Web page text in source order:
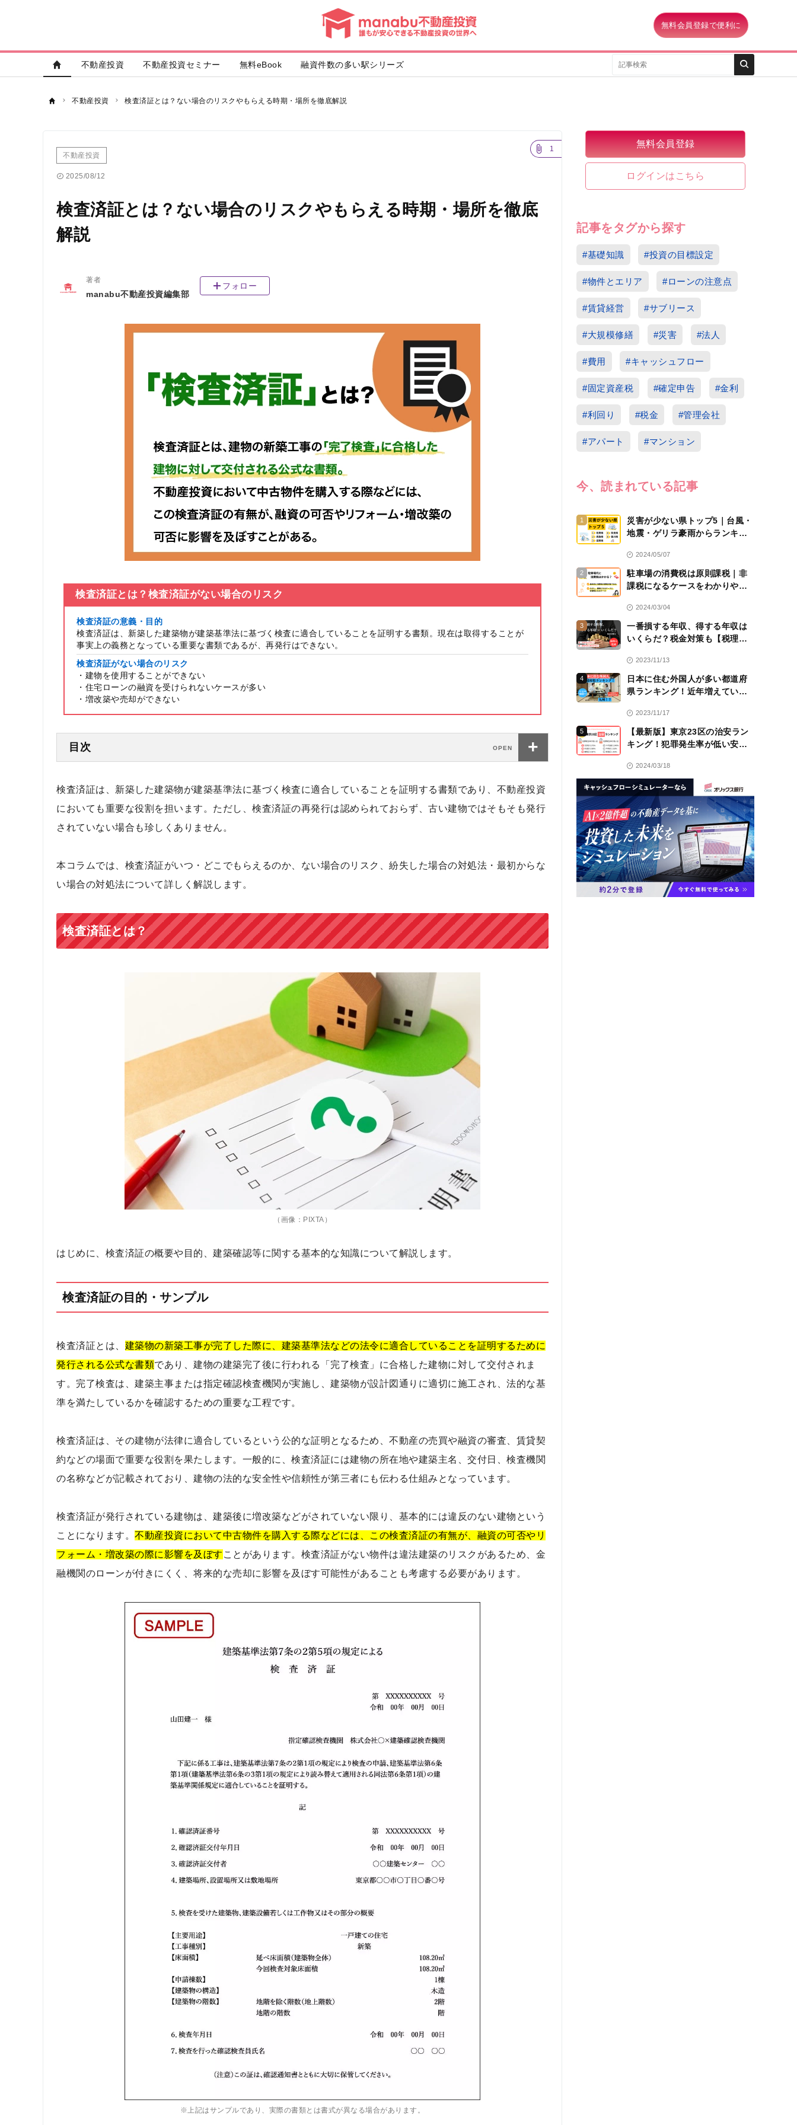
無料会員登録で便利に
不動産投資 不動産投資セミナー 無料eBook 融資件数の多い駅シリーズ
不動産投資 検査済証とは？ない場合のリスクやもらえる時期・場所を徹底解説
不動産投資
1
2025/08/12
検査済証とは？ない場合のリスクやもらえる時期・場所を徹底
解説
著者
manabu不動産投資編集部
フォロー
検査済証とは？検査済証がない場合のリスク
検査済証の意義・目的
検査済証は、新築した建築物が建築基準法に基づく検査に適合していることを証明する書類。現在は取得することが
事実上の義務となっている重要な書類であるが、再発行はできない。
検査済証がない場合のリスク
・建物を使用することができない
・住宅ローンの融資を受けられないケースが多い
・増改築や売却ができない
目次
検査済証は、新築した建築物が建築基準法に基づく検査に適合していることを証明する書類であり、不動産投資
においても重要な役割を担います。ただし、検査済証の再発行は認められておらず、古い建物ではそもそも発行
されていない場合も珍しくありません。
本コラムでは、検査済証がいつ・どこでもらえるのか、ない場合のリスク、紛失した場合の対処法・最初からな
い場合の対処法について詳しく解説します。
検査済証とは？
（画像：PIXTA）
はじめに、検査済証の概要や目的、建築確認等に関する基本的な知識について解説します。
検査済証の目的・サンプル
検査済証とは、 建築物の新築工事が完了した際に、建築基準法などの法令に適合していることを証明するために
発行される公式な書類であり、建物の建築完了後に行われる「完了検査」に合格した建物に対して交付されま
す。完了検査は、建築主事または指定確認検査機関が実施し、建築物が設計図通りに適切に施工され、法的な基
準を満たしているかを確認するための重要な工程です。
検査済証は、その建物が法律に適合しているという公的な証明となるため、不動産の売買や融資の審査、賃貸契
約などの場面で重要な役割を果たします。一般的に、検査済証には建物の所在地や建築主名、交付日、検査機関
の名称などが記載されており、建物の法的な安全性や信頼性が第三者にも伝わる仕組みとなっています。
検査済証が発行されている建物は、建築後に増改築などがされていない限り、基本的には違反のない建物という
ことになります。 不動産投資において中古物件を購入する際などには、この検査済証の有無が、融資の可否やリ
フォーム・増改築の際に影響を及ぼす ことがあります。検査済証がない物件は違法建築のリスクがあるため、金
融機関のローンが付きにくく、将来的な売却に影響を及ぼす可能性があることも考慮する必要があります。
※上記はサンプルであり、実際の書類とは書式が異なる場合があります。
無料会員登録
ログインはこちら
記事をタグから探す
#基礎知識 #投資の目標設定
#物件とエリア #ローンの注意点
#賃貸経営 #サブリース
#大規模修繕 #災害 #法人
#費用 #キャッシュフロー
#固定資産税 #確定申告 #金利
#利回り #税金 #管理会社
#アパート #マンション
今、読まれている記事
1
災害が少ない県トップ5｜台風・
地震・ゲリラ豪雨からランキン
2024/05/07
2
駐車場の消費税は原則課税｜非
課税になるケースをわかりやす
2024/03/04
3
一番損する年収、得する年収は
いくらだ？税金対策も【税理士
2023/11/13
4
日本に住む外国人が多い都道府
県ランキング！近年増えている
2023/11/17
5
【最新版】東京23区の治安ラン
キング！犯罪発生率が低い安全
2024/03/18